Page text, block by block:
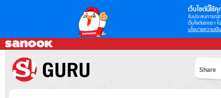
เว็บไซต์นี้ใช้คุ
รับประสบการณ์
เว็บไซต์ของเรา
นโยบายความเป็
Share